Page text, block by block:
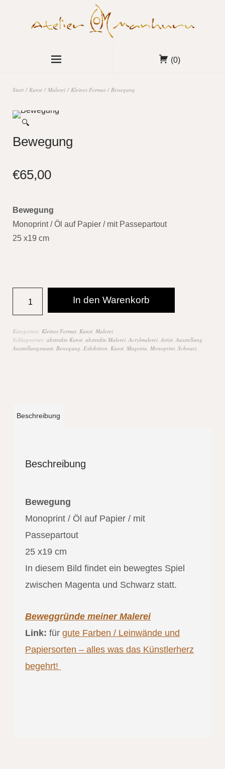
(0)
Start / Kunst / Malerei / Kleines Format / Bewegung
🔍
Bewegung
€65,00
Bewegung
Monoprint / Öl auf Papier / mit Passepartout
25 x19 cm
In den Warenkorb
Kategorien: Kleines Format, Kunst, Malerei
Schlagwörter: abstrakte Kunst, abstrakte Malerei, Acrylmalerei, Artist, Ausstellung,
Ausstellungsraum, Bewegung, Exhibition, Kunst, Magenta, Monoprint, Schwarz
Beschreibung
Beschreibung
Bewegung
Monoprint / Öl auf Papier / mit
Passepartout
25 x19 cm
In diesem Bild findet ein bewegtes Spiel
zwischen Magenta und Schwarz statt.
Beweggründe meiner Malerei
Link: für gute Farben / Leinwände und
Papiersorten – alles was das Künstlerherz
begehrt!